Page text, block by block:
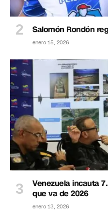
Salomón Rondón
enero 15, 2026
Venezuela incauta
que va de 2026
enero 13, 2026